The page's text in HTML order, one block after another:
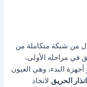
من شبكة متكاملة من
في مراحله الأولى،
أجهزة البدء، وهي العيون
الحريق لاتخاذ